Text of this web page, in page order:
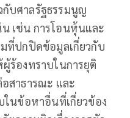
กับศาลรัฐธรรมนูญ
เช่น การโอนหุ้นและ
มที่ปกปิดข้อมูลเกี่ยวกับ
ร้องทราบในการยุติ
อสาธารณะ และ
ในข้อหาอื่นที่เกี่ยวข้อง